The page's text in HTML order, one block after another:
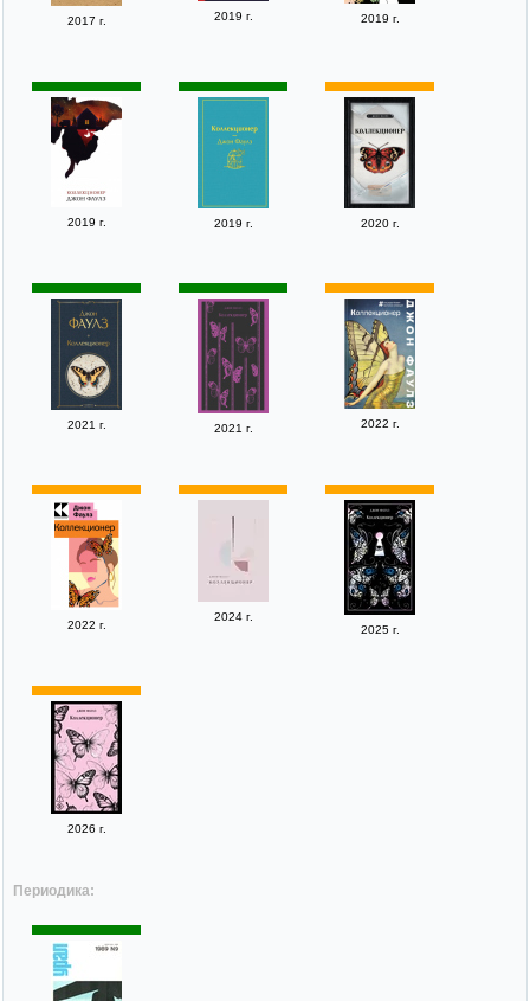
2017 г. 2019 г. 2019 г.
2019 г. 2019 г. 2020 г.
2021 г. 2021 г. 2022 г.
2022 г.
2024 г.
2025 г.
2026 г.
Периодика: